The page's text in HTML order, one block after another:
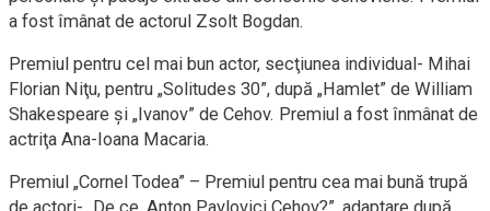
a fost îmânat de actorul Zsolt Bogdan.
Premiul pentru cel mai bun actor, secţiunea individual- Mihai
Florian Niţu, pentru „Solitudes 30”, după „Hamlet” de William
Shakespeare şi „Ivanov” de Cehov. Premiul a fost înmânat de
actriţa Ana-Ioana Macaria.
Premiul „Cornel Todea” – Premiul pentru cea mai bună trupă